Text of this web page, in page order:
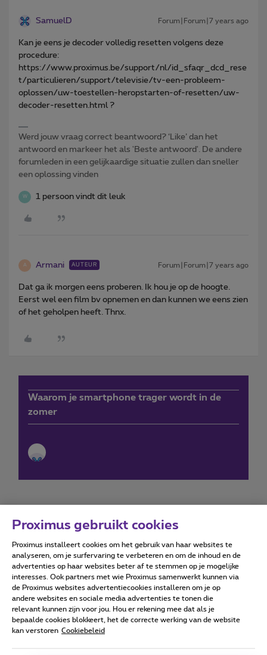
SamuelD Forum|Forum|7 years ago
Kan je eens je decoder volledig resetten volgens deze
procedure:
https://www.proximus.be/support/nl/id_sfaqr_dcd_rese
t/particulieren/support/televisie/tv-een-probleem-
oplossen/uw-toestellen-heropstarten-of-resetten/uw-
decoder-resetten.html ?
Werd jouw vraag correct beantwoord? ‘Like’ dan het
antwoord en markeer het als 'Beste antwoord'. De andere
forumleden in een gelijkaardige situatie zullen dan sneller
een oplossing vinden
W 1 persoon vindt dit leuk
A Armani AUTEUR Forum|Forum|7 years ago
Dat ga ik morgen eens proberen. Ik hou je op de hoogte.
Eerst wel een film bv opnemen en dan kunnen we eens zien
of het geholpen heeft. Thnx.
Waarom je smartphone trager wordt in de
zomer
Forumvoorwaarden Accessibility statement
Alle rechten voorbehouden. © Proximus
Algemene voorwaarden, consumenteninfo
Proximus gebruikt cookies
Proximus installeert cookies om het gebruik van haar websites te
analyseren, om je surfervaring te verbeteren en om de inhoud en de
advertenties op haar websites beter af te stemmen op je mogelijke
interesses. Ook partners met wie Proximus samenwerkt kunnen via
de Proximus websites advertentiecookies installeren om je op
andere websites en sociale media advertenties te tonen die
relevant kunnen zijn voor jou. Hou er rekening mee dat als je
bepaalde cookies blokkeert, het de correcte werking van de website
kan verstoren Cookiebeleid